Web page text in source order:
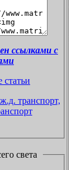
ссылками с
Полезные статьи
транспорт,
света